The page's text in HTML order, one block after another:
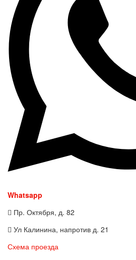
Whatsapp
Пр. Октября, д. 82
Ул Калинина, напротив д. 21
Схема проезда